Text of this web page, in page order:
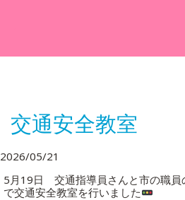
交通安全教室
2026/05/21
5月19日 交通指導員さんと市の職員
で交通安全教室を行いました